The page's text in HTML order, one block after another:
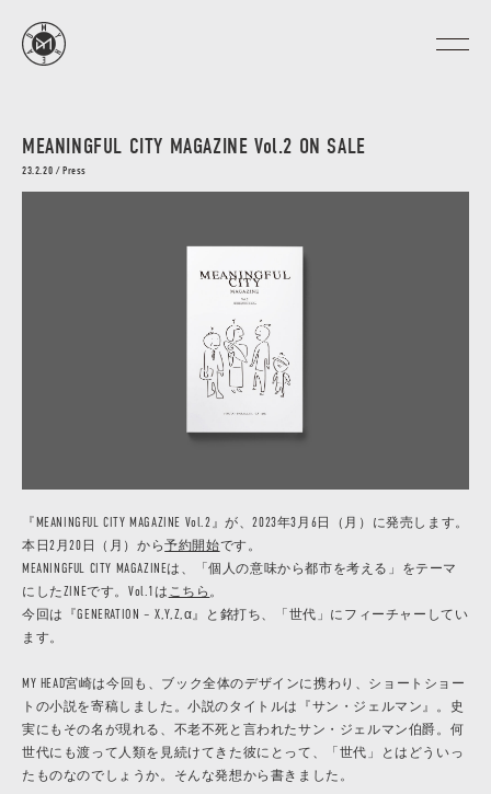
MEANINGFUL CITY MAGAZINE Vol.2 ON SALE
23.2.20 / Press
『MEANINGFUL CITY MAGAZINE Vol.2』が、2023年3月6日（月）に発売します。
本日2月20日（月）から予約開始です。
MEANINGFUL CITY MAGAZINEは、「個人の意味から都市を考える」をテーマ
にしたZINEです。Vol.1は こちら 。
今回は『GENERATION – X,Y,Z,α』と銘打ち、「世代」にフィーチャーしてい
ます。
MY HEAD宮崎は今回も、ブック全体のデザインに携わり、ショートショー
トの小説を寄稿しました。小説のタイトルは『サン・ジェルマン』。史
実にもその名が現れる、不老不死と言われたサン・ジェルマン伯爵。何
世代にも渡って人類を見続けてきた彼にとって、「世代」とはどういっ
たものなのでしょうか。そんな発想から書きました。